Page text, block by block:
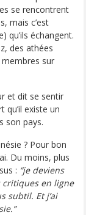
se rencontrent
mais c’est
qu’ils échangent.
des athées
sur
et dit se sentir
qu’il existe un
son pays.
? Pour bon
Du moins, plus
: “je deviens
en ligne
subtil. Et j’ai